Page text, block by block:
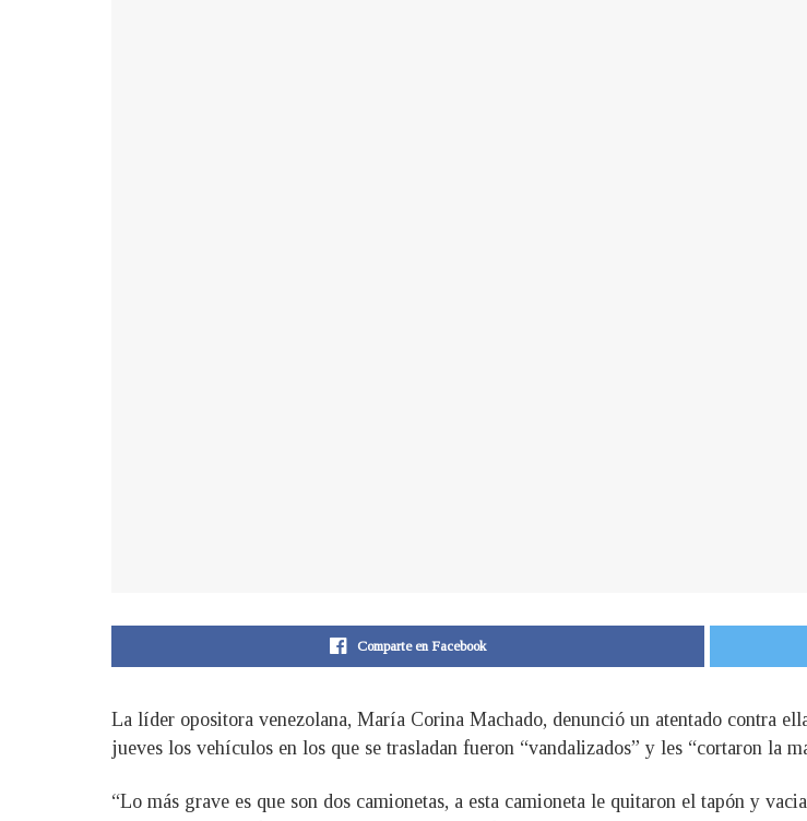
Comparte en Facebook
La líder opositora venezolana, María Corina Machado, denunció un atentado contra
jueves los vehículos en los que se trasladan fueron “vandalizados” y les “cortaron la
“Lo más grave es que son dos camionetas, a esta camioneta le quitaron el tapón y